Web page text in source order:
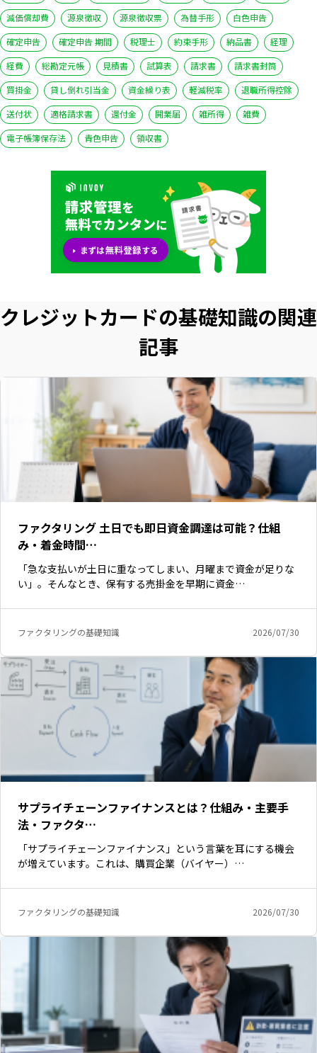
減価償却費
源泉徴収 源泉徴収票 為替手形
白色申告
確定申告
確定申告 期間 税理士 約束手形 納品書
経理
経費
総勘定元帳 見積書 試算表 請求書
請求書封筒
買掛金
貸し倒れ引当金 資金繰り表 軽減税率
退職所得控除
送付状
適格請求書 還付金 開業届 雑所得
雑費
電子帳簿保存法
青色申告 領収書
クレジットカードの基礎知識の関連
記事
ファクタリング 土日でも即日資金調達は可能？仕組
み・着金時間…
「急な支払いが土日に重なってしまい、月曜まで資金が足りな
い」。そんなとき、保有する売掛金を早期に資金…
ファクタリングの基礎知識 2026/07/30
サプライチェーンファイナンスとは？仕組み・主要手
法・ファクタ…
「サプライチェーンファイナンス」という言葉を耳にする機会
が増えています。これは、購買企業（バイヤー）…
ファクタリングの基礎知識 2026/07/30
いますぐ無料登録